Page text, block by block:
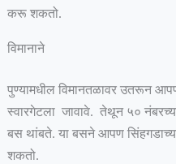
करू शकतो.
विमानाने
पुण्यामधील विमानतळावर उतरून
स्वारगेटला जावावे. तेथून ५०
बस थांबते. या बसने आपण सिंहगडाच्या
शकतो.